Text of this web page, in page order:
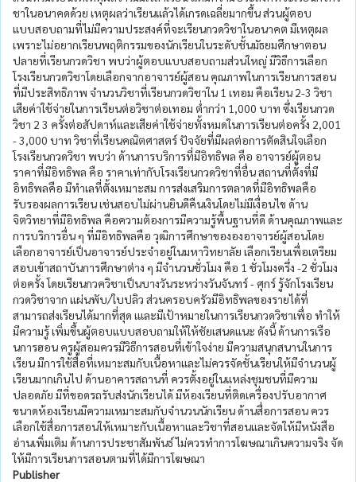
ชาในอนาคดด้วย เหตุผลว่าเรียนแล้วได้เกรดเฉลี่ยมากขึ้น ส่วนผู้ตอบ
แบบสอบถามที่ไม่มีความประสงค์ที่จะเรียนกวดวิชาในอนาคต มีเหตุผล
เพราะไม่อยากเรียนพฤติกรรมของนักเรียนในระดับชั้นมัธยมศึกษาตอน
ปลายที่เรียนกวดวิชา พบว่าผู้ตอบแบบสอบถามส่วนใหญ่ มีวิธีการเลือก
โรงเรียนกวดวิชาโดยเลือกจากอาจารย์ผู้สอน คุณภาพในการเรียนการสอน
ที่มีประสิทธิภาพ จำนวนวิชาที่เรียนกวดวิชาใน 1 เทอม คือเรียน 2-3 วิชา
เสียค่าใช้จ่ายในการเรียนต่อวิชาต่อเทอม ต่ำกว่า 1,000 บาท ซึ่งเรียนกวด
วิชา 2 3 ครั้งต่อสัปดาห์และเสียค่าใช้จ่ายทั้งหมดในการเรียนต่อครั้ง 2,001
- 3,000 บาท วิชาที่เรียนคณิตศาสตร์ ปัจจัยที่มีผลต่อการตัดสินใจเลือก
โรงเรียนกวดวิชา พบว่า ด้านการบริการที่มีอิทธิพล คือ อาจารย์ผู้ตอน
ราคาที่มีอิทธิพล คือ ราคาเท่ากับโรงเรียนกวดวิชาที่อื่น สถานที่ตั้งที่มี
อิทธิพลคือ มีทำเลที่ตั้งเหมาะสม การส่งเสริมการตลาดที่มีอิทธิพลคือ
รับรองผลการเรียน เช่นสอบไม่ผ่านยินดีคืนเงินโดยไม่มีเงื่อนไข ด้าน
จิตวิทยาที่มีอิทธิพล คือความต้องการมีความรู้พื้นฐานที่ดี ด้านคุณภาพและ
การบริการอื่น ๆ ที่มีอิทธิพลคือ วุฒิการศึกษาขององอาจารย์ผู้สอนโดย
เลือกอาจารย์เป็นอาจารย์ประจำอยู่ในมหาวิทยาลัย เลือกเรียนเพื่อเตรียม
สอบเข้าสถาบันการศึกษาต่าง ๆ มีจำนวนชั่วโมง คือ 1 ชั่วโมงครึ่ง -2 ชั่วโมง
ต่อครั้ง โดยเรียนกวควิชาเป็นบางวันระหว่างวันจันทร์ - ศุกร์ รู้จักโรงเรียน
กวดวิชาจาก แผ่นพับ/ใบปลิว ส่วนครอบครัวมีอิทธิพลของรายได้ที่
สามารถส่งเรียนได้มากที่สุด เและมีเป้าหมายในการเรียนกวดวิชาเพื่อ ทำให้
มีความรู้ เพิ่มขึ้นผู้ตอบแบบสอบถามให้ให้ชัยเสนดแนะ ดังนี้ ด้านการเรือ
นการฮอน ครูผู้สอมควรมีวิธีการสอนที่เข้าใจง่าย มีความสนุกสนานในการ
เรียน มีการใช้สื่อที่เหมาะสมกับเนื้อหาและไม่ควรจัดชั้นเรียนให้มีจำนวนผู้
เรียนมากเกินไป ด้านอาคารสถานที่ ควรตั้งอยู่ในแหล่งชุมชนที่มีความ
ปลอดภัย มีที่ขอดรถรับส่งนักเรียนได้ มีห้องเรียนที่ติดเครื่องปรับอากาศ
ขนาดห้องเรียนมีความเหมาะสมกับจำนวนนักเรียน ด้านสื่อการสอน ควร
เลือกใช้สื่อการสอนให้เหมาะกับเนื้อหาและวิชาที่สอนและจัดให้มีหนังสือ
อ่านเพิ่มเติม ด้านการประชาสัมพันธ์ ไม่ควรทำการโฆษณาเกินความจริง จัด
ให้มีการเรียนการสอนตามที่ได้มีการโฆษณา
Publisher